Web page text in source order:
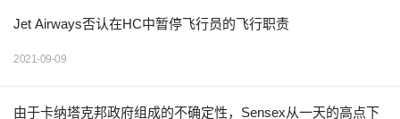
Jet Airways否认在HC中暂停飞行员的飞行职责
2021-09-09
由于卡纳塔克邦政府组成的不确定性，Sensex从一天的高点下